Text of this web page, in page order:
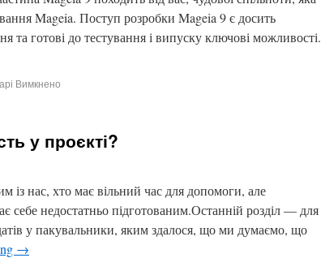
Mageia. Поступ розробки Mageia 9 є досить
готові до тестування і випуску ключові можливості.
Вимкнено
у проєкті?
із нас, хто має вільний час для допомоги, але
себе недостатньо підготованим.Останній розділ — для
у пакувальники, яким здалося, що ми думаємо, що
→